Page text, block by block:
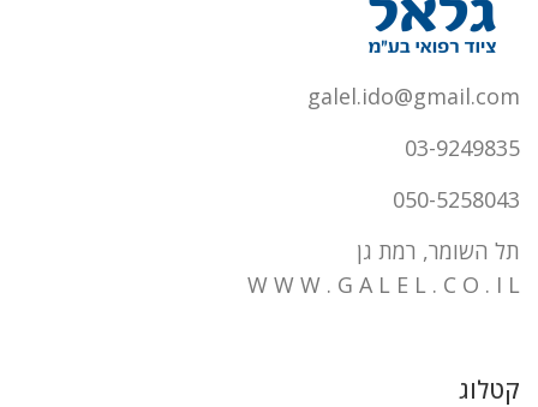
galel.ido@gmail.com
03-9249835
050-5258043
תל השומר, רמת גן
W W W . G A L E L . C O . I L
קטלוג